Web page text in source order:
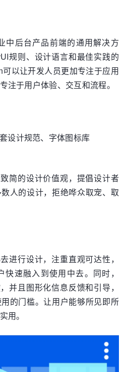
中后台产品前端的通用解决方
规则、设计语言和最佳实践的
以让开发人员更加专注于应用
注于用户体验、交互和流程。
设计规范、字体图标库
简的设计价值观，提倡设计者
人的设计，拒绝哗众取宠、取
进行设计，注重直观可达性，
速融入到使用中去。同时，
并且图形化信息反馈和引导，
的门槛。让用户能够所见即所
用。